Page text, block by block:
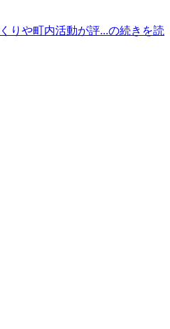
りや町内活動が評...の続きを読